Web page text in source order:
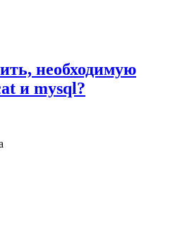
необходимую
и mysql?